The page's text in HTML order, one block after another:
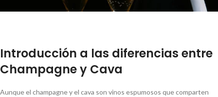
Introducción a las diferencias entre
Champagne y Cava
Aunque el champagne y el cava son vinos espumosos que comparten